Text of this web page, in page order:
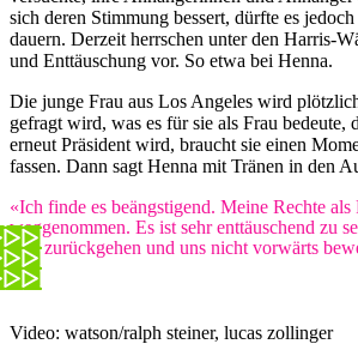
sich deren Stimmung bessert, dürfte es
dauern. Derzeit herrschen unter den Harris-
und Enttäuschung vor. So etwa bei Henna.
Die junge Frau aus Los Angeles wird
gefragt wird, was es für sie als Frau bedeute,
erneut Präsident wird, braucht sie einen
fassen. Dann sagt Henna mit Tränen in den
«Ich finde es beängstigend. Meine Rechte
weggenommen. Es ist sehr enttäuschend zu
Zeit zurückgehen und uns nicht vorwärts
Video: watson/ralph steiner, lucas zollinger